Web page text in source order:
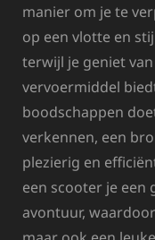
manier om je te
op een vlotte en
terwijl je geniet
vervoermiddel
boodschappen
verkennen, een
plezierig en
een scooter je een
avontuur,